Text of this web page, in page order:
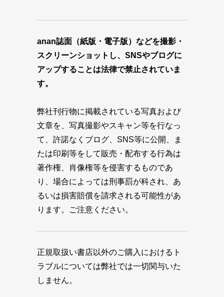
anan誌面（紙版・電子版）などを撮影・
スクリーンショットし、SNSやブログに
アップすることは法律で禁止されていま
す。
弊社刊行物に掲載されている写真および
文章を、写真撮影やスキャン等を行なっ
て、許諾なくブログ、SNS等に公開、ま
たは印刷等をして販売・配布する行為は
著作権、肖像権等を侵害するものであ
り、場合によっては刑事罰が科され、あ
るいは損害賠償を請求される可能性があ
ります。ご注意ください。
正規取扱い書店以外のご購入におけるト
ラブルについては弊社では一切関与いた
しません。